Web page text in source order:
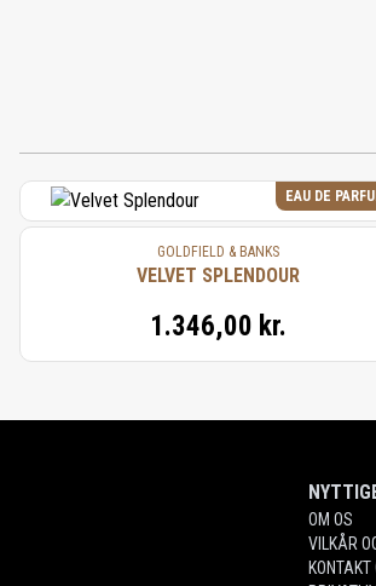
EAU DE
GOLDFIELD & BANKS
VELVET SPLENDOUR
1.346,00 kr.
OM OS
VILKÅR
KONTAKT